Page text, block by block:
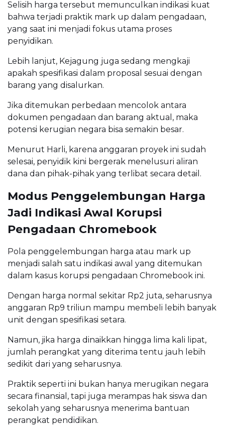
Selisih harga tersebut memunculkan indikasi kuat
bahwa terjadi praktik mark up dalam pengadaan,
yang saat ini menjadi fokus utama proses
penyidikan.
Lebih lanjut, Kejagung juga sedang mengkaji
apakah spesifikasi dalam proposal sesuai dengan
barang yang disalurkan.
Jika ditemukan perbedaan mencolok antara
dokumen pengadaan dan barang aktual, maka
potensi kerugian negara bisa semakin besar.
Menurut Harli, karena anggaran proyek ini sudah
selesai, penyidik kini bergerak menelusuri aliran
dana dan pihak-pihak yang terlibat secara detail.
Modus Penggelembungan Harga
Jadi Indikasi Awal Korupsi
Pengadaan Chromebook
Pola penggelembungan harga atau mark up
menjadi salah satu indikasi awal yang ditemukan
dalam kasus korupsi pengadaan Chromebook ini.
Dengan harga normal sekitar Rp2 juta, seharusnya
anggaran Rp9 triliun mampu membeli lebih banyak
unit dengan spesifikasi setara.
Namun, jika harga dinaikkan hingga lima kali lipat,
jumlah perangkat yang diterima tentu jauh lebih
sedikit dari yang seharusnya.
Praktik seperti ini bukan hanya merugikan negara
secara finansial, tapi juga merampas hak siswa dan
sekolah yang seharusnya menerima bantuan
perangkat pendidikan.